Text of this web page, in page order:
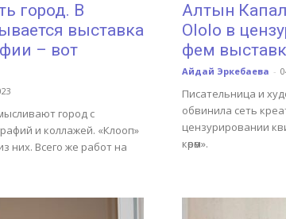
город. В
выставка
– вот
город с
и коллажей. «Клооп»
них. Всего же работ на
Алтын
Ololo в
фем
Айдай Эркебаева -
Писательница и
обвинила сеть
цензурировании
көрөм».